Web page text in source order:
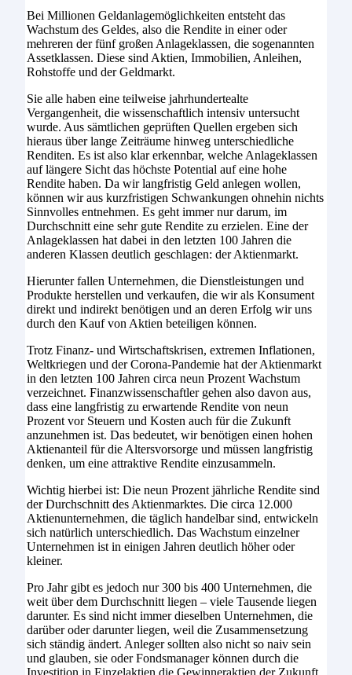
Bei Millionen Geldanlagemöglichkeiten entsteht das
Wachstum des Geldes, also die Rendite in einer oder
mehreren der fünf großen Anlageklassen, die sogenannten
Assetklassen. Diese sind Aktien, Immobilien, Anleihen,
Rohstoffe und der Geldmarkt.
Sie alle haben eine teilweise jahrhundertealte
Vergangenheit, die wissenschaftlich intensiv untersucht
wurde. Aus sämtlichen geprüften Quellen ergeben sich
hieraus über lange Zeiträume hinweg unterschiedliche
Renditen. Es ist also klar erkennbar, welche Anlageklassen
auf längere Sicht das höchste Potential auf eine hohe
Rendite haben. Da wir langfristig Geld anlegen wollen,
können wir aus kurzfristigen Schwankungen ohnehin nichts
Sinnvolles entnehmen. Es geht immer nur darum, im
Durchschnitt eine sehr gute Rendite zu erzielen. Eine der
Anlageklassen hat dabei in den letzten 100 Jahren die
anderen Klassen deutlich geschlagen: der Aktienmarkt.
Hierunter fallen Unternehmen, die Dienstleistungen und
Produkte herstellen und verkaufen, die wir als Konsument
direkt und indirekt benötigen und an deren Erfolg wir uns
durch den Kauf von Aktien beteiligen können.
Trotz Finanz- und Wirtschaftskrisen, extremen Inflationen,
Weltkriegen und der Corona-Pandemie hat der Aktienmarkt
in den letzten 100 Jahren circa neun Prozent Wachstum
verzeichnet. Finanzwissenschaftler gehen also davon aus,
dass eine langfristig zu erwartende Rendite von neun
Prozent vor Steuern und Kosten auch für die Zukunft
anzunehmen ist. Das bedeutet, wir benötigen einen hohen
Aktienanteil für die Altersvorsorge und müssen langfristig
denken, um eine attraktive Rendite einzusammeln.
Wichtig hierbei ist: Die neun Prozent jährliche Rendite sind
der Durchschnitt des Aktienmarktes. Die circa 12.000
Aktienunternehmen, die täglich handelbar sind, entwickeln
sich natürlich unterschiedlich. Das Wachstum einzelner
Unternehmen ist in einigen Jahren deutlich höher oder
kleiner.
Pro Jahr gibt es jedoch nur 300 bis 400 Unternehmen, die
weit über dem Durchschnitt liegen – viele Tausende liegen
darunter. Es sind nicht immer dieselben Unternehmen, die
darüber oder darunter liegen, weil die Zusammensetzung
sich ständig ändert. Anleger sollten also nicht so naiv sein
und glauben, sie oder Fondsmanager können durch die